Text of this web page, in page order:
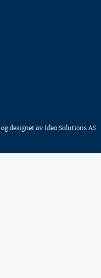
og designet av Ideo Solutions AS